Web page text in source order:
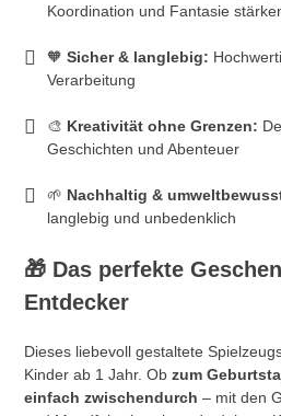
Koordination und Fantasie
🧡Sicher & langlebig:
Verarbeitung
🎨 Kreativität ohne Grenzen:
Geschichten und Abenteuer
🌱 Nachhaltig &
langlebig und unbedenklich
🎁 Das perfekte
Entdecker
Dieses liebevoll gestaltete
Kinder ab 1 Jahr. Obzum
einfach zwischendurch – mit den